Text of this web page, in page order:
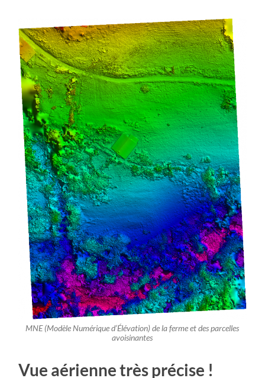
MNE (Modèle Numérique d’Élévation) de la ferme et des parcelles
avoisinantes
Vue aérienne très précise !